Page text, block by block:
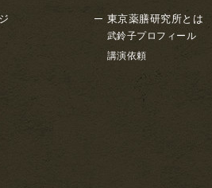
東京薬膳研究所とは
武鈴子プロフィール
講演依頼